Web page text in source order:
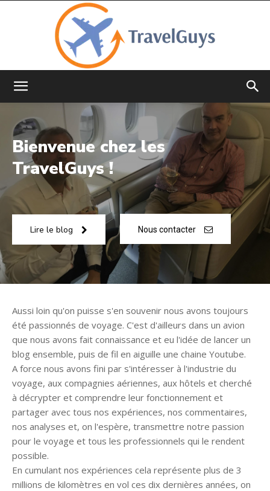
Bienvenue chez les
TravelGuys !
Lire le blog Nous contacter
Aussi loin qu'on puisse s'en souvenir nous avons toujours
été passionnés de voyage. C'est d'ailleurs dans un avion
que nous avons fait connaissance et eu l'idée de lancer un
blog ensemble, puis de fil en aiguille une chaine Youtube.
A force nous avons fini par s'intéresser à l'industrie du
voyage, aux compagnies aériennes, aux hôtels et cherché
à décrypter et comprendre leur fonctionnement et
partager avec tous nos expériences, nos commentaires,
nos analyses et, on l'espère, transmettre notre passion
pour le voyage et tous les professionnels qui le rendent
possible.
En cumulant nos expériences cela représente plus de 3
millions de kilomètres en vol ces dix dernières années, on